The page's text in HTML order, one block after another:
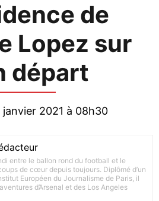
de
Lopez sur
départ
janvier 2021 à 08h30
entre le ballon rond du football et le
de cœur depuis toujours. Diplômé d’un
Européen du Journalisme de Paris, il
d’Arsenal et des Los Angeles